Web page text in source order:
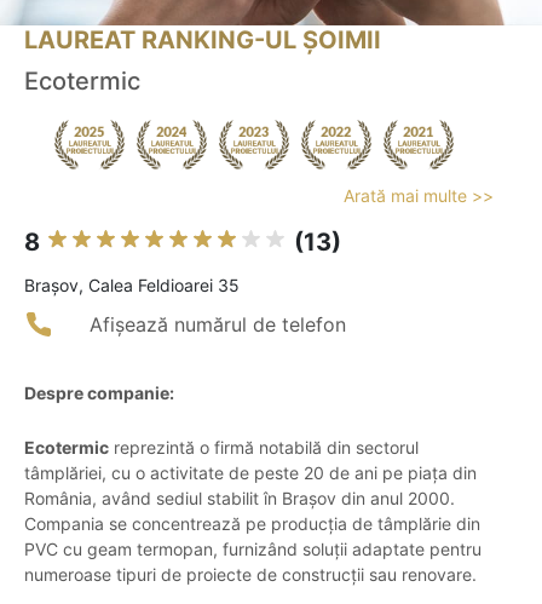
LAUREAT RANKING-UL ȘOIMII
Ecotermic
Arată mai multe >>
8 (13)
Braşov, Calea Feldioarei 35
Afișează numărul de telefon
Despre companie:
Ecotermic reprezintă o firmă notabilă din sectorul
tâmplăriei, cu o activitate de peste 20 de ani pe piața din
România, având sediul stabilit în Brașov din anul 2000.
Compania se concentrează pe producția de tâmplărie din
PVC cu geam termopan, furnizând soluții adaptate pentru
numeroase tipuri de proiecte de construcții sau renovare.